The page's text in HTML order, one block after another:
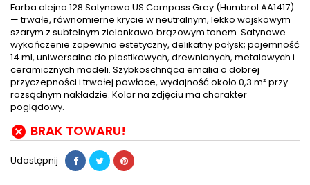
Farba olejna 128 Satynowa US Compass Grey (Humbrol AA1417)
— trwałe, równomierne krycie w neutralnym, lekko wojskowym
szarym z subtelnym zielonkawo‑brązowym tonem. Satynowe
wykończenie zapewnia estetyczny, delikatny połysk; pojemność
14 ml, uniwersalna do plastikowych, drewnianych, metalowych i
ceramicznych modeli. Szybkoschnąca emalia o dobrej
przyczepności i trwałej powłoce, wydajność około 0,3 m² przy
rozsądnym nakładzie. Kolor na zdjęciu ma charakter
poglądowy.
 BRAK TOWARU!
Udostępnij